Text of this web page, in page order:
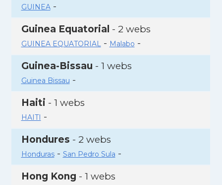
GUINEA-
Guinea Equatorial - 2 webs
GUINEA EQUATORIAL- Malabo -
Guinea-Bissau - 1 webs
Guinea Bissau -
Haiti - 1 webs
HAITI -
Hondures - 2 webs
Honduras- San Pedro Sula -
Hong Kong - 1 webs